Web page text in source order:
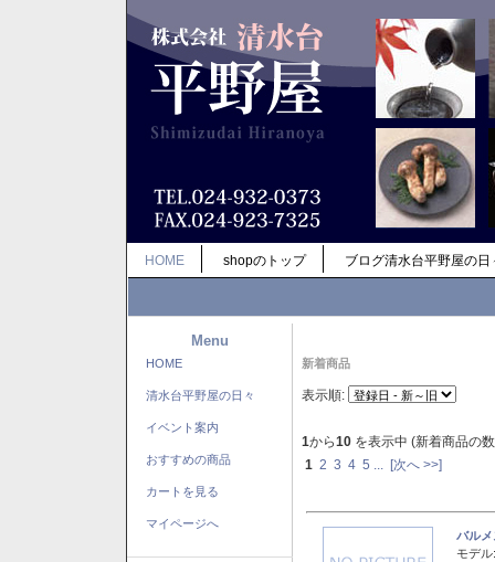
HOME shopのトップ ブログ清水台平野屋の日
Menu
HOME
清水台平野屋の日々
イベント案内
おすすめの商品
カートを見る
マイページへ
新着商品
表示順:
1から10 を表示中 (新着商品の
1 2 3 4 5 [次へ >>]
バル
モデル: